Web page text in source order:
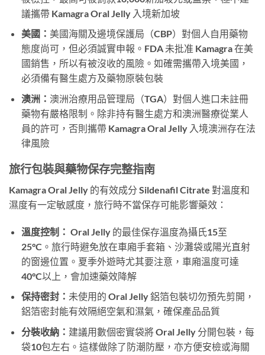
議攜帶 Kamagra Oral Jelly 入境新加坡
美國： 美國海關及邊境保護局（CBP）對個人自用藥物
態度尚可，但必須誠實申報。FDA 未批准 Kamagra 在美
國銷售，所以有被沒收的風險。如確需攜帶入境美國，
必須備有醫生處方及藥物原裝包裝
澳洲： 澳洲治療用品管理局（TGA）對個人進口未註冊
藥物有嚴格限制。除非持有醫生處方和澳洲醫療從業人
員的許可，否則攜帶 Kamagra Oral Jelly 入境澳洲存在法
律風險
旅行包裝與藥物保存完整指南
Kamagra Oral Jelly 的有效成分 Sildenafil Citrate 對溫度和
濕度有一定敏感度，旅行時不當保存可能影響藥效：
溫度控制： Oral Jelly 的最佳保存溫度為攝氏15至
25°C。旅行時避免放在車廂手套箱、沙灘袋或陽光直射
的窗邊位置。夏季外遊時尤其要注意，車廂溫度可達
40°C以上，會加速藥效降解
保持密封： 未使用的 Oral Jelly 鋁箔包裝切勿預先剪開，
鋁箔密封能有效隔絕空氣和濕氣，確保產品品質
分裝收納： 建議用數個密實袋將 Oral Jelly 分開包裝，每
袋10包左右。這樣做除了防潮防壓，亦方便安檢或海關